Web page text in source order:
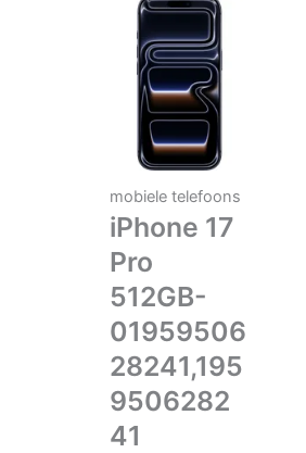
mobiele telefoons
iPhone 17
Pro
512GB-
01959506
28241,195
9506282
41